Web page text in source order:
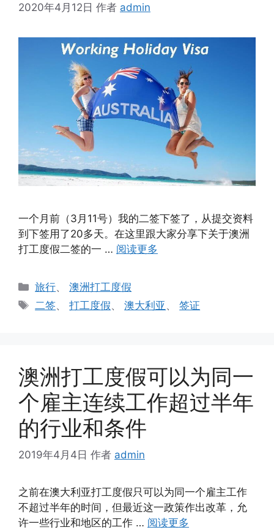
2020年4月12日 作者 admin
一个月前（3月11号）我的二签下签了，从提交资料
到下签用了20多天。在这里跟大家分享下关于澳洲
打工度假二签的一 … 阅读更多
分
类
旅行、澳洲打工度假
标
二签、打工度假、澳大利亚 、签证
澳洲打工度假可以为同一
个雇主连续工作超过半年
的行业和条件
2019年4月4日 作者 admin
之前在澳大利亚打工度假只可以为同一个雇主工作
不超过半年的时间，但最近这一政策作出改革，允
许一些行业和地区的工作 … 阅读更多